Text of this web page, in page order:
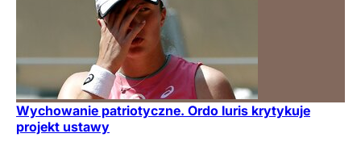
Wychowanie patriotyczne. Ordo Iuris krytykuje
projekt ustawy